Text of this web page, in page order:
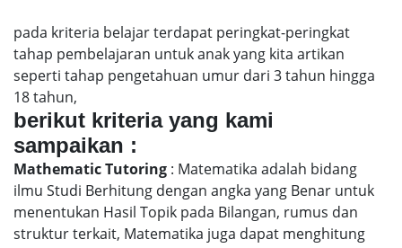
pada kriteria belajar terdapat peringkat-peringkat
tahap pembelajaran untuk anak yang kita artikan
seperti tahap pengetahuan umur dari 3 tahun hingga
18 tahun,
berikut kriteria yang kami
sampaikan :
Mathematic Tutoring : Matematika adalah bidang
ilmu Studi Berhitung dengan angka yang Benar untuk
menentukan Hasil Topik pada Bilangan, rumus dan
struktur terkait, Matematika juga dapat menghitung